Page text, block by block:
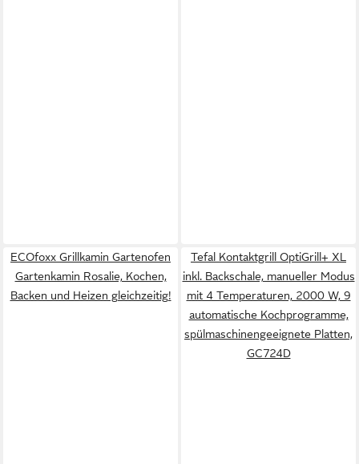
ECOfoxx Grillkamin Gartenofen
Gartenkamin Rosalie, Kochen,
Backen und Heizen gleichzeitig!
Tefal Kontaktgrill OptiGrill+ XL
inkl. Backschale, manueller Modus
mit 4 Temperaturen, 2000 W, 9
automatische Kochprogramme,
spülmaschinengeeignete Platten,
GC724D